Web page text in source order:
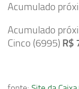
Acumulado
Acumulado
Cinco (6995) R$